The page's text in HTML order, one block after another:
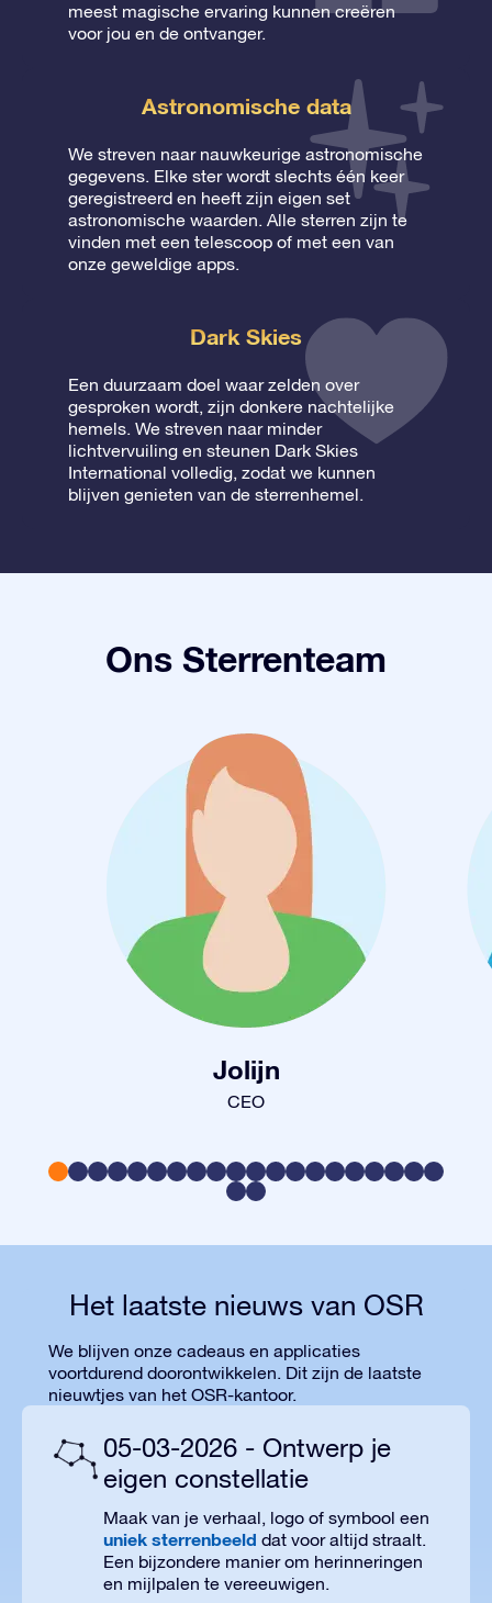
meest magische ervaring kunnen creëren
voor jou en de ontvanger.
Astronomische data
We streven naar nauwkeurige astronomische
gegevens. Elke ster wordt slechts één keer
geregistreerd en heeft zijn eigen set
astronomische waarden. Alle sterren zijn te
vinden met een telescoop of met een van
onze geweldige apps.
Dark Skies
Een duurzaam doel waar zelden over
gesproken wordt, zijn donkere nachtelijke
hemels. We streven naar minder
lichtvervuiling en steunen Dark Skies
International volledig, zodat we kunnen
blijven genieten van de sterrenhemel.
Ons Sterrenteam
Jolijn
CEO
Het laatste nieuws van OSR
We blijven onze cadeaus en applicaties
voortdurend doorontwikkelen. Dit zijn de laatste
nieuwtjes van het OSR-kantoor.
05-03-2026 - Ontwerp je
eigen constellatie
Maak van je verhaal, logo of symbool een
uniek sterrenbeeld dat voor altijd straalt.
Een bijzondere manier om herinneringen
en mijlpalen te vereeuwigen.